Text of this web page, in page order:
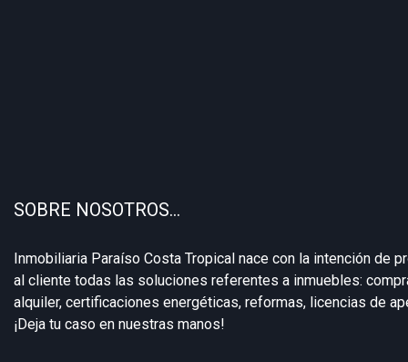
SOBRE NOSOTROS…
Inmobiliaria Paraíso Costa Tropical nace con la intención de
al cliente todas las soluciones referentes a inmuebles:
alquiler, certificaciones energéticas, reformas, licencias de
¡Deja tu caso en nuestras manos!